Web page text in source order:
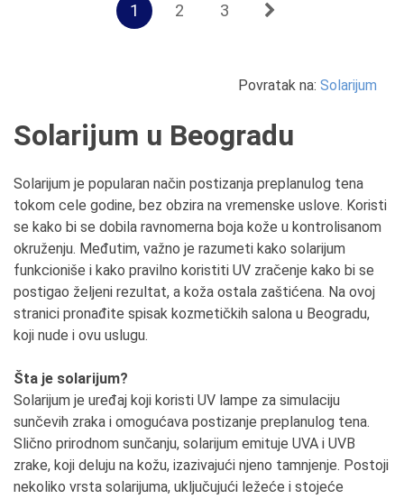
1 2 3
Povratak na: Solarijum
Solarijum u Beogradu
Solarijum je popularan način postizanja preplanulog tena
tokom cele godine, bez obzira na vremenske uslove. Koristi
se kako bi se dobila ravnomerna boja kože u kontrolisanom
okruženju. Međutim, važno je razumeti kako solarijum
funkcioniše i kako pravilno koristiti UV zračenje kako bi se
postigao željeni rezultat, a koža ostala zaštićena. Na ovoj
stranici pronađite spisak kozmetičkih salona u Beogradu,
koji nude i ovu uslugu.
Šta je solarijum?
Solarijum je uređaj koji koristi UV lampe za simulaciju
sunčevih zraka i omogućava postizanje preplanulog tena.
Slično prirodnom sunčanju, solarijum emituje UVA i UVB
zrake, koji deluju na kožu, izazivajući njeno tamnjenje. Postoji
nekoliko vrsta solarijuma, uključujući ležeće i stojeće